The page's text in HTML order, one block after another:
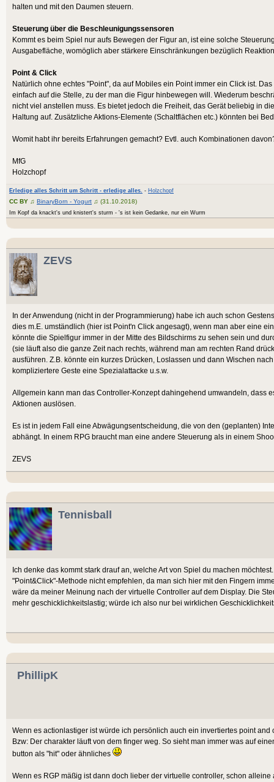
halten und mit den Daumen steuern.
Steuerung über die Beschleunigungssensoren
Kommt es beim Spiel nur aufs Bewegen der Figur an, ist eine solche
Ausgabefläche, womöglich aber stärkere Einschränkungen bezüglich
Point & Click
Natürlich ohne echtes "Point", da auf Mobiles ein Point immer ein Click ist.
einfach auf die Stelle, zu der man die Figur hinbewegen will. Wiederum
nicht viel anstellen muss. Es bietet jedoch die Freiheit, das Gerät beliebig in
Haltung auf. Zusätzliche Aktions-Elemente (Schaltflächen etc.) könnten bei
Womit habt ihr bereits Erfahrungen gemacht? Evtl. auch Kombinationen
MfG
Holzchopf
Erledige alles Schritt um Schritt - erledige alles. - Holzchopf
CC BY ♫ BinaryBorn - Yogurt ♫ (31.10.2018)
Im Kopf da knackt's und knistert's sturm - 's ist kein Gedanke, nur ein Wurm
ZEVS
In der Anwendung (nicht in der Programmierung) habe ich auch schon
dies m.E. umständlich (hier ist Point'n Click angesagt), wenn man aber eine
könnte die Spielfigur immer in der Mitte des Bildschirms zu sehen sein und
(sie läuft also die ganze Zeit nach rechts, während man am rechten Rand
ausführen. Z.B. könnte ein kurzes Drücken, Loslassen und dann Wischen
kompliziertere Geste eine Spezialattacke u.s.w.
Allgemein kann man das Controller-Konzept dahingehend umwandeln, dass
Aktionen auslösen.
Es ist in jedem Fall eine Abwägungsentscheidung, die von den (geplanten)
abhängt. In einem RPG braucht man eine andere Steuerung als in einem
ZEVS
Tennisball
Ich denke das kommt stark drauf an, welche Art von Spiel du machen
"Point&Click"-Methode nicht empfehlen, da man sich hier mit den Fingern
wäre da meiner Meinung nach der virtuelle Controller auf dem Display. Die
mehr geschicklichkeitslastig; würde ich also nur bei wirklichen
PhillipK
Wenn es actionlastiger ist würde ich persönlich auch ein invertiertes point and
Bzw: Der charakter läuft von dem finger weg. So sieht man immer was auf
button als "hit" oder ähnliches
Wenn es RGP mäßig ist dann doch lieber der virtuelle controller, schon